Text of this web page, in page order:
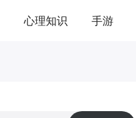
心理知识 手游